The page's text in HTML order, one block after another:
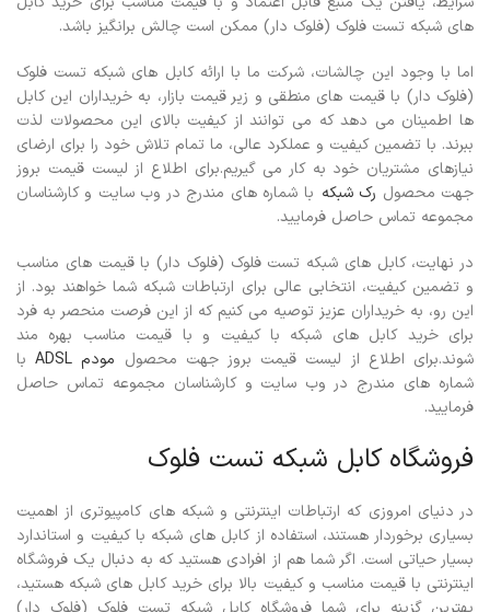
های شبکه تست فلوک (فلوک دار) ممکن است چالش برانگیز باشد.
اما با وجود این چالشات، شرکت ما با ارائه کابل های شبکه تست فلوک
(فلوک دار) با قیمت های منطقی و زیر قیمت بازار، به خریداران این کابل
ها اطمینان می دهد که می توانند از کیفیت بالای این محصولات لذت
ببرند. با تضمین کیفیت و عملکرد عالی، ما تمام تلاش خود را برای ارضای
نیازهای مشتریان خود به کار می گیریم.برای اطلاع از لیست قیمت بروز
جهت محصول رک شبکه با شماره های مندرج در وب سایت و کارشناسان
مجموعه تماس حاصل فرمایید.
در نهایت، کابل های شبکه تست فلوک (فلوک دار) با قیمت های مناسب
و تضمین کیفیت، انتخابی عالی برای ارتباطات شبکه شما خواهند بود. از
این رو، به خریداران عزیز توصیه می کنیم که از این فرصت منحصر به فرد
برای خرید کابل های شبکه با کیفیت و با قیمت مناسب بهره مند
شوند.برای اطلاع از لیست قیمت بروز جهت محصول مودم ADSL
با
شماره های مندرج در وب سایت و کارشناسان مجموعه تماس حاصل
فرمایید.
فروشگاه کابل شبکه تست فلوک
در دنیای امروزی که ارتباطات اینترنتی و شبکه های کامپیوتری از اهمیت
بسیاری برخوردار هستند، استفاده از کابل های شبکه با کیفیت و استاندارد
بسیار حیاتی است. اگر شما هم از افرادی هستید که به دنبال یک فروشگاه
اینترنتی با قیمت مناسب و کیفیت بالا برای خرید کابل های شبکه هستید،